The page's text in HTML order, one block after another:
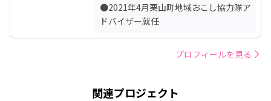
●2021年4月栗山町地域おこし協力隊ア
ドバイザー就任
プロフィールを見る
関連プロジェクト